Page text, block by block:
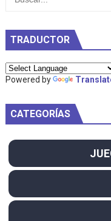
TRADUCTOR
Powered by
CATEGORÍAS